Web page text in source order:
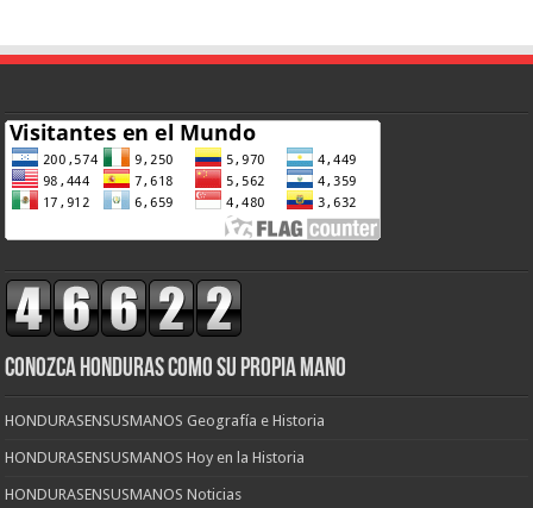
CONOZCA HONDURAS COMO SU PROPIA MANO
HONDURASENSUSMANOS Geografía e Historia
HONDURASENSUSMANOS Hoy en la Historia
HONDURASENSUSMANOS Noticias